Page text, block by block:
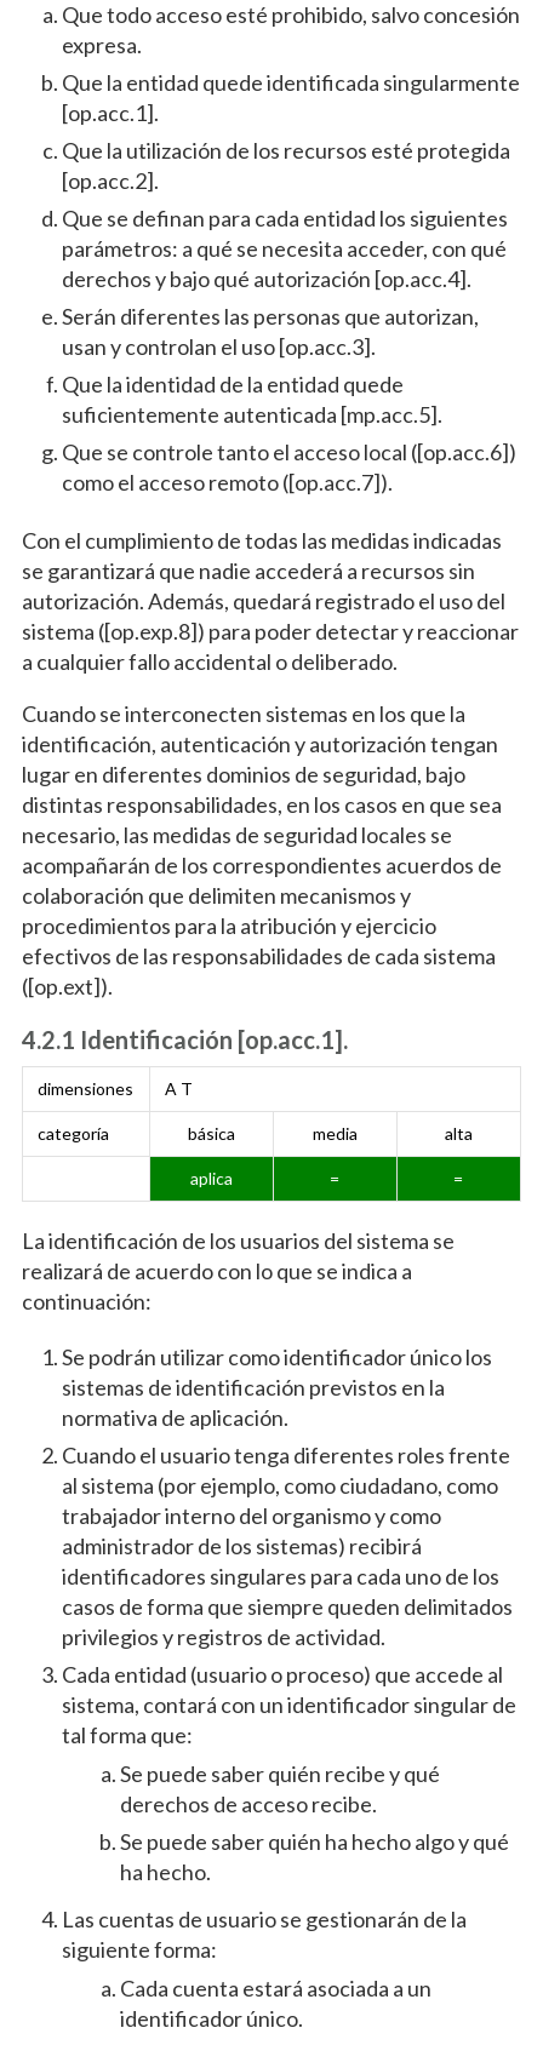
Que todo acceso esté prohibido, salvo concesión
expresa.
Que la entidad quede identificada singularmente
[op.acc.1].
Que la utilización de los recursos esté protegida
[op.acc.2].
Que se definan para cada entidad los siguientes
parámetros: a qué se necesita acceder, con qué
derechos y bajo qué autorización [op.acc.4].
Serán diferentes las personas que autorizan,
usan y controlan el uso [op.acc.3].
Que la identidad de la entidad quede
suficientemente autenticada [mp.acc.5].
Que se controle tanto el acceso local ([op.acc.6])
como el acceso remoto ([op.acc.7]).
Con el cumplimiento de todas las medidas indicadas
se garantizará que nadie accederá a recursos sin
autorización. Además, quedará registrado el uso del
sistema ([op.exp.8]) para poder detectar y reaccionar
a cualquier fallo accidental o deliberado.
Cuando se interconecten sistemas en los que la
identificación, autenticación y autorización tengan
lugar en diferentes dominios de seguridad, bajo
distintas responsabilidades, en los casos en que sea
necesario, las medidas de seguridad locales se
acompañarán de los correspondientes acuerdos de
colaboración que delimiten mecanismos y
procedimientos para la atribución y ejercicio
efectivos de las responsabilidades de cada sistema
([op.ext]).
4.2.1 Identificación [op.acc.1].
dimensiones A T
categoría básica media alta
aplica = =
La identificación de los usuarios del sistema se
realizará de acuerdo con lo que se indica a
continuación:
Se podrán utilizar como identificador único los
sistemas de identificación previstos en la
normativa de aplicación.
Cuando el usuario tenga diferentes roles frente
al sistema (por ejemplo, como ciudadano, como
trabajador interno del organismo y como
administrador de los sistemas) recibirá
identificadores singulares para cada uno de los
casos de forma que siempre queden delimitados
privilegios y registros de actividad.
Cada entidad (usuario o proceso) que accede al
sistema, contará con un identificador singular de
tal forma que:
Se puede saber quién recibe y qué
derechos de acceso recibe.
Se puede saber quién ha hecho algo y qué
ha hecho.
Las cuentas de usuario se gestionarán de la
siguiente forma:
Cada cuenta estará asociada a un
identificador único.